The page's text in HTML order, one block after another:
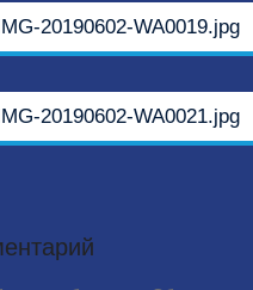
20190602-WA0019.jpg
20190602-WA0021.jpg